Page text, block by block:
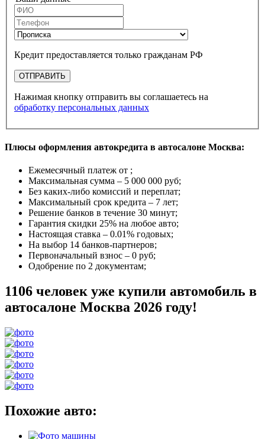
Кредит предоставляется только гражданам РФ
ОТПРАВИТЬ
Нажимая кнопку отправить вы соглашаетесь на
обработку персональных данных
Плюсы оформления автокредита в автосалоне Москва:
Ежемесячный платеж от ;
Максимальная сумма – 5 000 000 руб;
Без каких-либо комиссий и переплат;
Максимальный срок кредита – 7 лет;
Решение банков в течение 30 минут;
Гарантия скидки 25% на любое авто;
Настоящая ставка – 0.01% годовых;
На выбор 14 банков-партнеров;
Первоначальный взнос – 0 руб;
Одобрение по 2 документам;
1106 человек уже купили автомобиль в
автосалоне Москва 2026 году!
Похожие авто: